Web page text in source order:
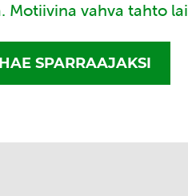
vahva tahto
HAE SPARRAAJAKSI